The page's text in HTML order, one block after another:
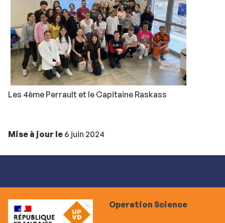
Les 4ème Perrault et le Capitaine Raskass
Mise à jour le 6 juin 2024
Operation Science